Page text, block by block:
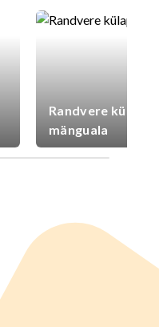
Randvere
mänguala